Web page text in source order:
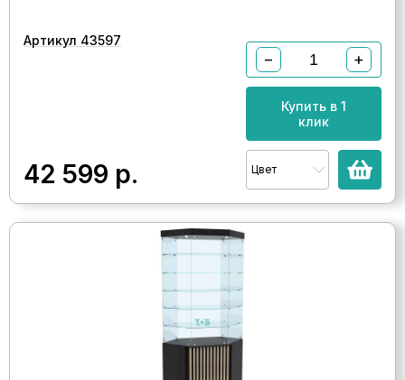
Артикул 43597
42 599 р.
− +
Купить в 1
клик
Цвет